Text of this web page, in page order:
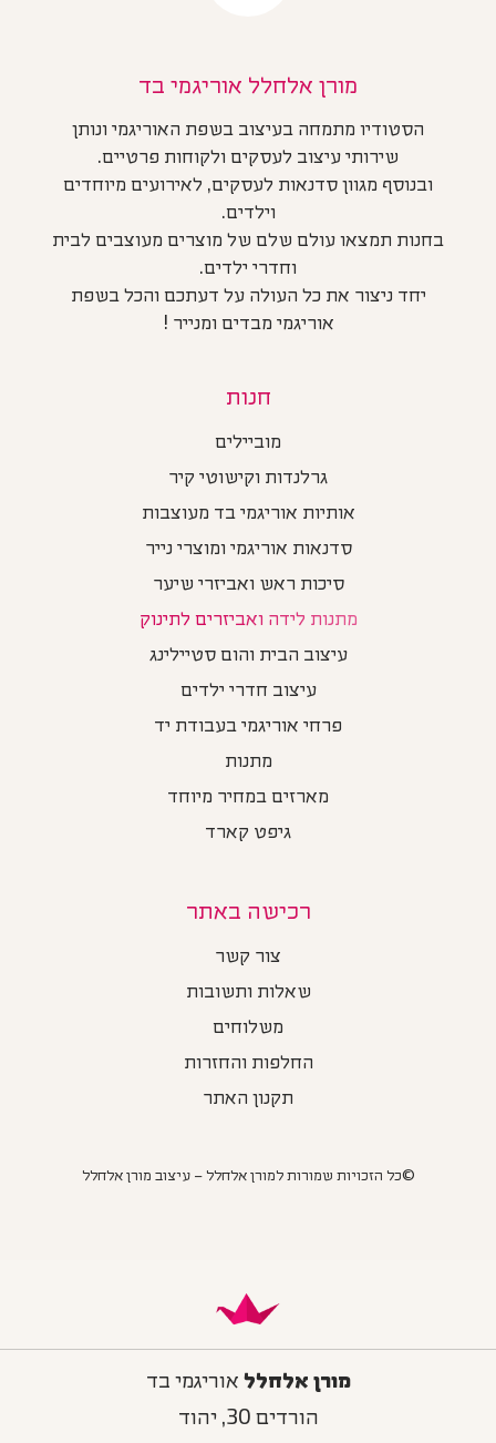
מורן אלחלל אוריגמי בד
הסטודיו מתמחה בעיצוב בשפת האוריגמי ונותן
שירותי עיצוב לעסקים ולקוחות פרטיים.
ובנוסף מגוון סדנאות לעסקים, לאירועים מיוחדים
וילדים.
בחנות תמצאו עולם שלם של מוצרים מעוצבים לבית
וחדרי ילדים.
יחד ניצור את כל העולה על דעתכם והכל בשפת
אוריגמי מבדים ומנייר !
חנות
מוביילים
גרלנדות וקישוטי קיר
אותיות אוריגמי בד מעוצבות
סדנאות אוריגמי ומוצרי נייר
סיכות ראש ואביזרי שיער
מתנות לידה ואביזרים לתינוק
עיצוב הבית והום סטיילינג
עיצוב חדרי ילדים
פרחי אוריגמי בעבודת יד
מתנות
מארזים במחיר מיוחד
גיפט קארד
רכישה באתר
צור קשר
שאלות ותשובות
משלוחים
החלפות והחזרות
תקנון האתר
©כל הזכויות שמורות למורן אלחלל – עיצוב מורן אלחלל
מורן אלחלל אוריגמי בד
הורדים 30, יהוד